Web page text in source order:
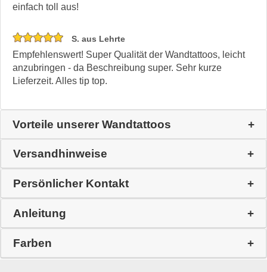
einfach toll aus!
S. aus Lehrte
Empfehlenswert! Super Qualität der Wandtattoos, leicht
anzubringen - da Beschreibung super. Sehr kurze
Lieferzeit. Alles tip top.
Vorteile unserer Wandtattoos
Versandhinweise
Persönlicher Kontakt
Anleitung
Farben